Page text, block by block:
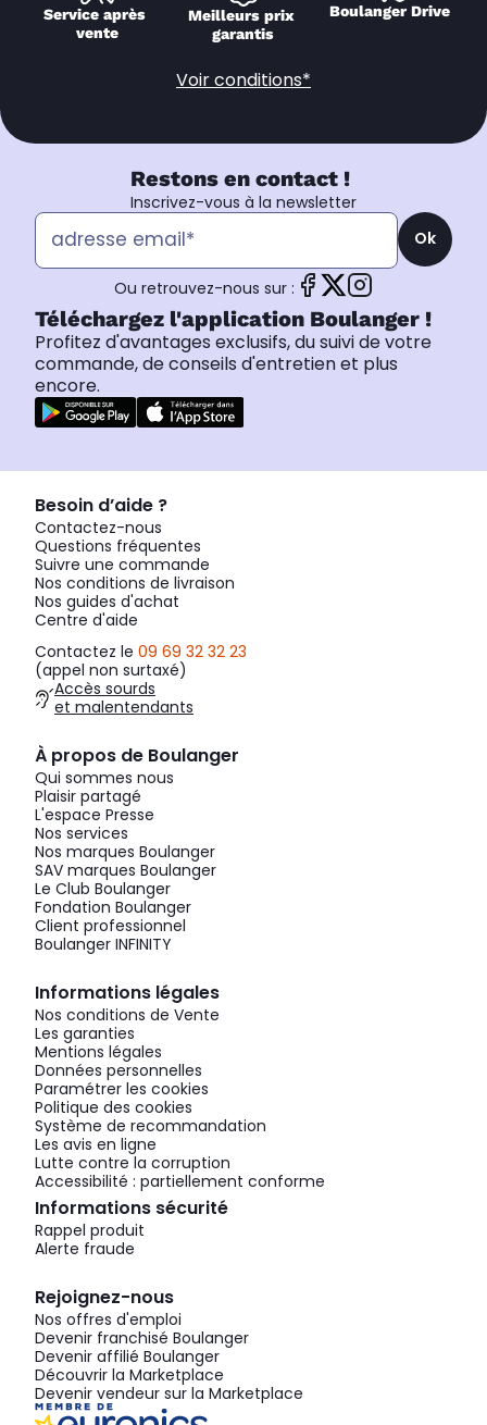
Service après
vente
Meilleurs prix
garantis
Boulanger Drive
Voir conditions*
Restons en contact !
Inscrivez-vous à la newsletter
Ok
Ou retrouvez-nous sur :
Téléchargez l'application Boulanger !
Profitez d'avantages exclusifs, du suivi de votre
commande, de conseils d'entretien et plus
encore.
Besoin d’aide ?
Contactez-nous
Questions fréquentes
Suivre une commande
Nos conditions de livraison
Nos guides d'achat
Centre d'aide
Contactez le 09 69 32 32 23
(appel non surtaxé)
Accès sourds
et malentendants
À propos de Boulanger
Qui sommes nous
Plaisir partagé
L'espace Presse
Nos services
Nos marques Boulanger
SAV marques Boulanger
Le Club Boulanger
Fondation Boulanger
Client professionnel
Boulanger INFINITY
Informations légales
Nos conditions de Vente
Les garanties
Mentions légales
Données personnelles
Paramétrer les cookies
Politique des cookies
Système de recommandation
Les avis en ligne
Lutte contre la corruption
Accessibilité : partiellement conforme
Informations sécurité
Rappel produit
Alerte fraude
Rejoignez-nous
Nos offres d'emploi
Devenir franchisé Boulanger
Devenir affilié Boulanger
Découvrir la Marketplace
Devenir vendeur sur la Marketplace